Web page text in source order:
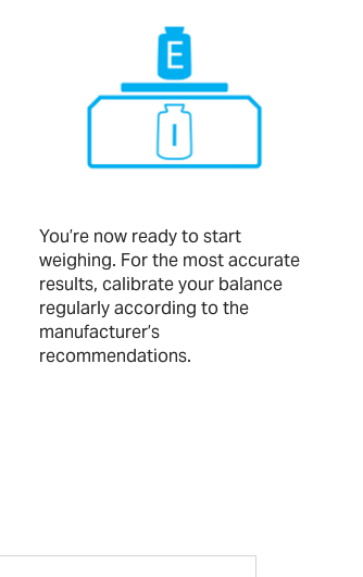
You’re now ready to start
weighing. For the most accurate
results, calibrate your balance
regularly according to the
manufacturer’s
recommendations.